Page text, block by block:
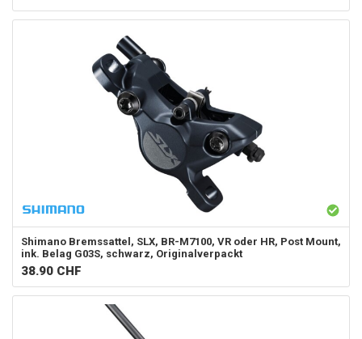
Shimano Bremssattel, SLX, BR-M7100, VR oder HR, Post Mount,
ink. Belag G03S, schwarz, Originalverpackt
38.90 CHF